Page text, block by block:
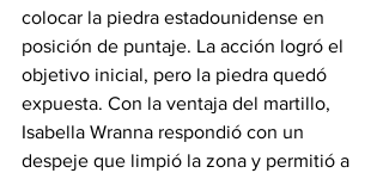
colocar la piedra estadounidense en
posición de puntaje. La acción logró el
objetivo inicial, pero la piedra quedó
expuesta. Con la ventaja del martillo,
Isabella Wranna respondió con un
despeje que limpió la zona y permitió a